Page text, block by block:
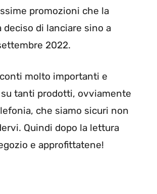
promozioni che la
deciso di lanciare sino a
2022.
molto importanti e
tanti prodotti, ovviamente
che siamo sicuri non
Quindi dopo la lettura
e approfittatene!